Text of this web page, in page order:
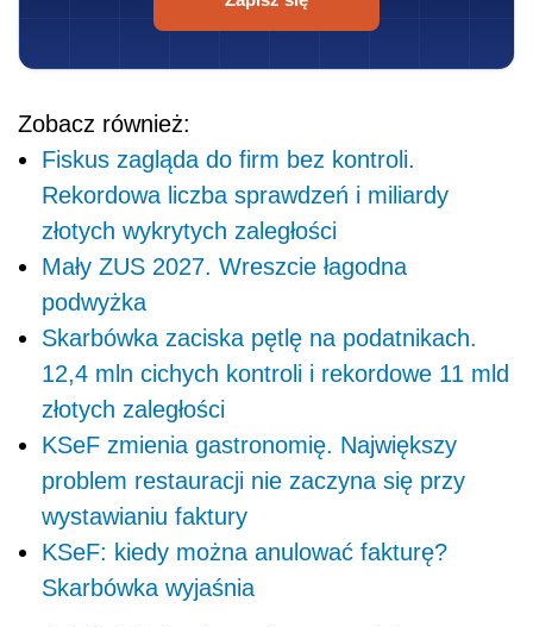
Zobacz również:
Fiskus zagląda do firm bez kontroli.
Rekordowa liczba sprawdzeń i miliardy
złotych wykrytych zaległości
Mały ZUS 2027. Wreszcie łagodna
podwyżka
Skarbówka zaciska pętlę na podatnikach.
12,4 mln cichych kontroli i rekordowe 11 mld
złotych zaległości
KSeF zmienia gastronomię. Największy
problem restauracji nie zaczyna się przy
wystawianiu faktury
KSeF: kiedy można anulować fakturę?
Skarbówka wyjaśnia